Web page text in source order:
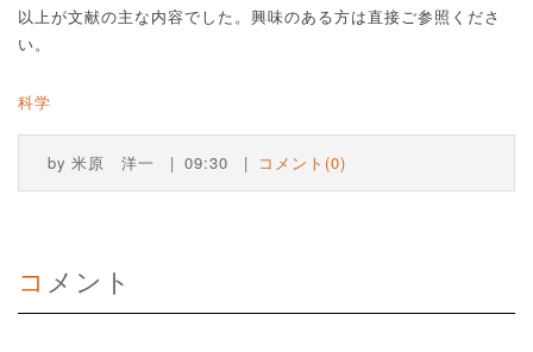
以上が文献の主な内容でした。興味のある方は直接ご参照くださ
い。
科学
by 米原 洋一 09:30 コメント(0)
コメント